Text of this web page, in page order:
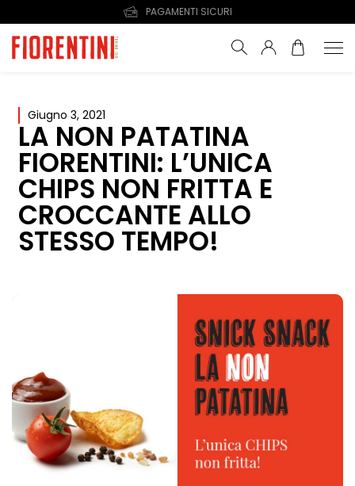
Giugno 3, 2021
LA NON PATATINA
FIORENTINI: L’UNICA
CHIPS NON FRITTA E
CROCCANTE ALLO
STESSO TEMPO!